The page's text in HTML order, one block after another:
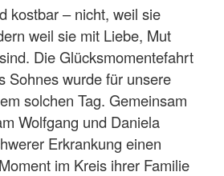
kostbar – nicht, weil sie
weil sie mit Liebe, Mut
Die Glücksmomentefahrt
Sohnes wurde für unsere
solchen Tag. Gemeinsam
Wolfgang und Daniela
Erkrankung einen
im Kreis ihrer Familie